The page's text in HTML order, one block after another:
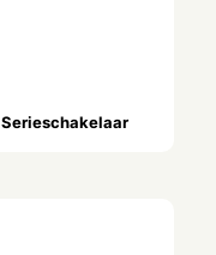
Serieschakelaar